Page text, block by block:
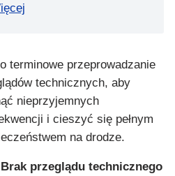
terminowe przeprowadzanie
technicznych, aby
nieprzyjemnych
i cieszyć się pełnym
na drodze.
Brak przeglądu technicznego